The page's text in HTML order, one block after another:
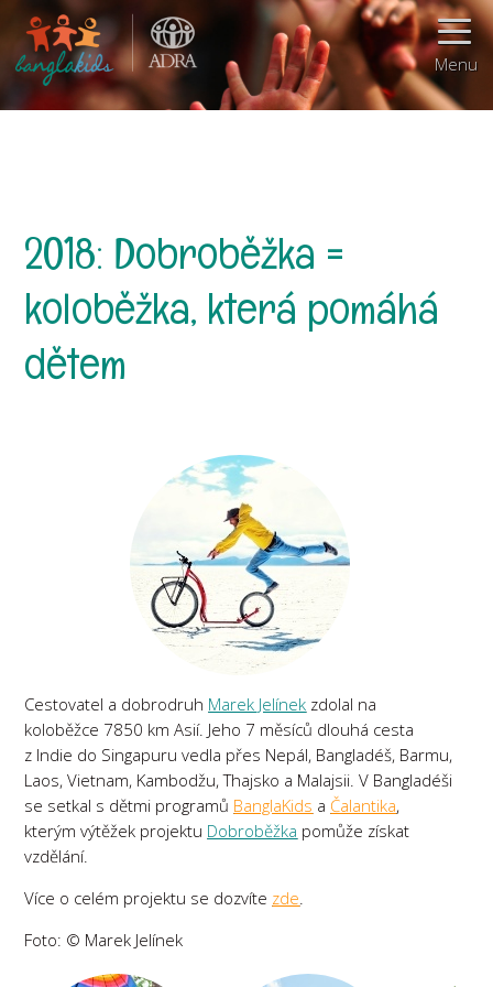
Menu
2018: Dobroběžka =
koloběžka, která pomáhá
dětem
Cestovatel a dobrodruh Marek Jelínek zdolal na
koloběžce 7850 km Asií. Jeho 7 měsíců dlouhá cesta
z Indie do Singapuru vedla přes Nepál, Bangladéš, Barmu,
Laos, Vietnam, Kambodžu, Thajsko a Malajsii. V Bangladéši
se setkal s dětmi programů BanglaKids a Čalantika,
kterým výtěžek projektu Dobroběžka pomůže získat
vzdělání.
Více o celém projektu se dozvíte zde.
Foto: © Marek Jelínek